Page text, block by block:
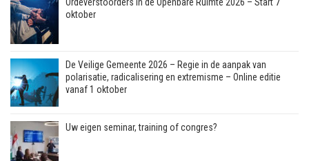
oktober
De Veilige Gemeente 2026 – Regie in de aanpak van
polarisatie, radicalisering en extremisme – Online editie
vanaf 1 oktober
Uw eigen seminar, training of congres?